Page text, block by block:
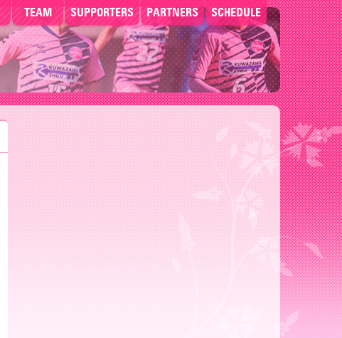
TEAM SUPPORTERS PARTNERS SCHEDULE